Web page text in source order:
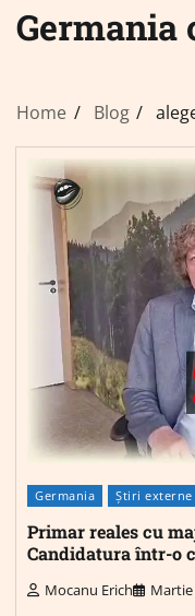
Germania
Home Blog
Germania Știri externe
Primar reales cu
Candidatura într-o
Mocanu Erich Martie